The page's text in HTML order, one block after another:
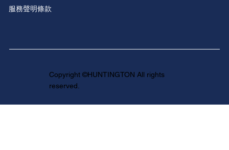
Copyright ©HUNTINGTON All rights
reserved.
服務聲明條款